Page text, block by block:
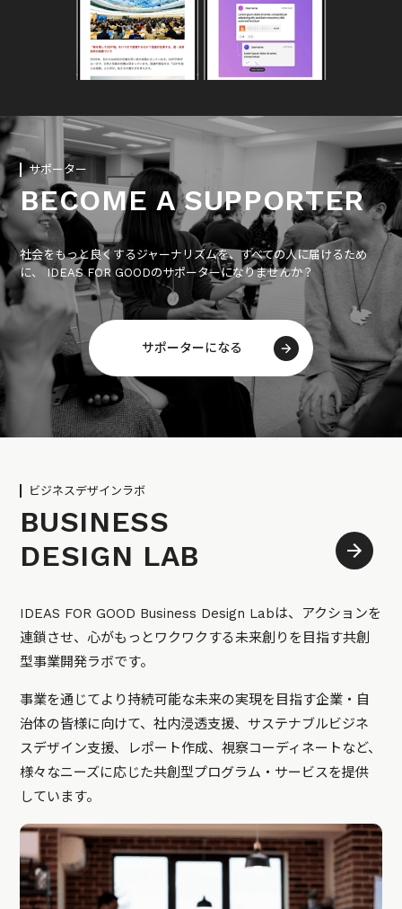
サポーター
BECOME A SUPPORTER
社会をもっと良くするジャーナリズムを、すべての人に届けるため
に、 IDEAS FOR GOODのサポーターになりませんか？
サポーターになる
ビジネスデザインラボ
BUSINESS
DESIGN LAB
IDEAS FOR GOOD Business Design Labは、アクションを
連鎖させ、心がもっとワクワクする未来創りを目指す共創
型事業開発ラボです。
事業を通じてより持続可能な未来の実現を目指す企業・自
治体の皆様に向けて、社内浸透支援、サステナブルビジネ
スデザイン支援、レポート作成、視察コーディネートなど、
様々なニーズに応じた共創型プログラム・サービスを提供
しています。